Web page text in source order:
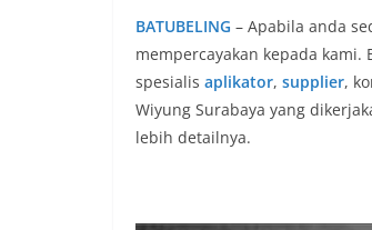
BATUBELING – Apabila anda
mempercayakan kepada kami.
spesialis aplikator, supplier,
Wiyung Surabaya yang
lebih detailnya.